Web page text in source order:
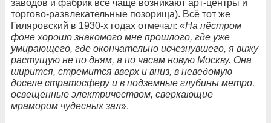
заводов и фабрик всё чаще возникают арт-центры и
торгово-развлекательные позорища). Всё тот же
Гиляровский в 1930-х годах отмечал: «На пёстром
фоне хорошо знакомого мне прошлого, где уже
умирающего, где окончательно исчезнувшего, я вижу
растущую не по дням, а по часам новую Москву. Она
ширится, стремится вверх и вниз, в неведомую
доселе стратосферу и в подземные глубины метро,
освещенные электричеством, сверкающие
мрамором чудесных зал».